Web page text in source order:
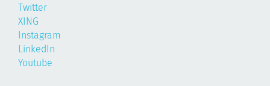
Twitter
XING
Instagram
LinkedIn
Youtube